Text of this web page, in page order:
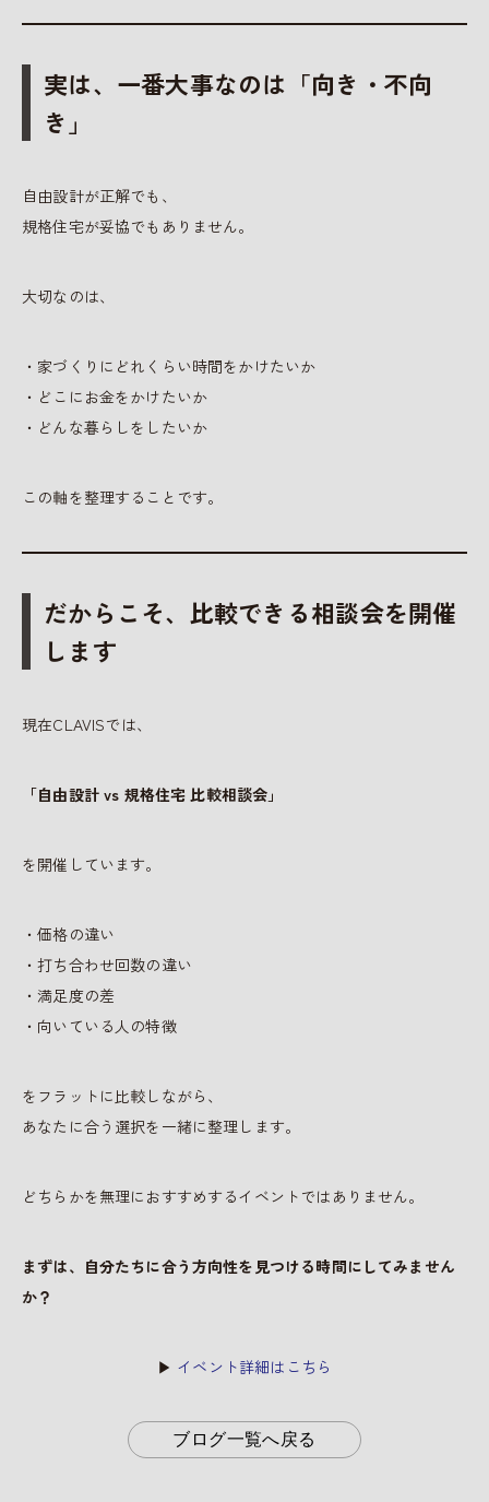
実は、一番大事なのは「向き・不向
き」
自由設計が正解でも、
規格住宅が妥協でもありません。
大切なのは、
・家づくりにどれくらい時間をかけたいか
・どこにお金をかけたいか
・どんな暮らしをしたいか
この軸を整理することです。
だからこそ、比較できる相談会を開催
します
現在CLAVISでは、
「自由設計 vs 規格住宅 比較相談会」
を開催しています。
・価格の違い
・打ち合わせ回数の違い
・満足度の差
・向いている人の特徴
をフラットに比較しながら、
あなたに合う選択を一緒に整理します。
どちらかを無理におすすめするイベントではありません。
まずは、自分たちに合う方向性を見つける時間にしてみません
か？
▶ イベント詳細はこちら
ブログ一覧へ戻る